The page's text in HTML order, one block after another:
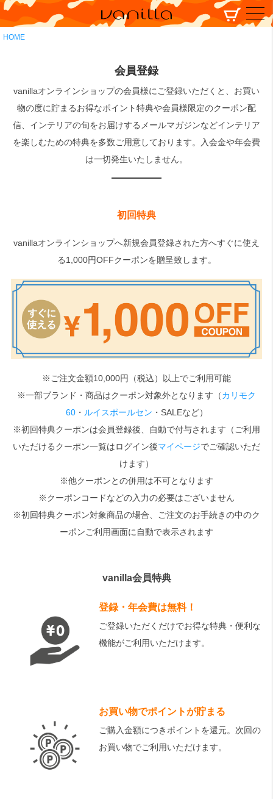
HOME
検索
会員登録
vanillaオンラインショップの会員様にご登録いただくと、お買い
物の度に貯まるお得なポイント特典や会員様限定のクーポン配
信、インテリアの旬をお届けするメールマガジンなどインテリア
を楽しむための特典を多数ご用意しております。入会金や年会費
は一切発生いたしません。
初回特典
vanillaオンラインショップへ新規会員登録された方へすぐに使え
る1,000円OFFクーポンを贈呈致します。
※ご注文金額10,000円（税込）以上でご利用可能
※一部ブランド・商品はクーポン対象外となります（カリモク
60・ ルイスポールセン ・SALEなど）
※初回特典クーポンは会員登録後、自動で付与されます（ご利用
いただけるクーポン一覧はログイン後マイページでご確認いただ
けます）
※他クーポンとの併用は不可となります
※クーポンコードなどの入力の必要はございません
※初回特典クーポン対象商品の場合、ご注文のお手続きの中のク
ーポンご利用画面に自動で表示されます
vanilla会員特典
登録・年会費は無料！
ご登録いただくだけでお得な特典・便利な
機能がご利用いただけます。
お買い物でポイントが貯まる
ご購入金額につきポイントを還元。次回の
お買い物でご利用いただけます。